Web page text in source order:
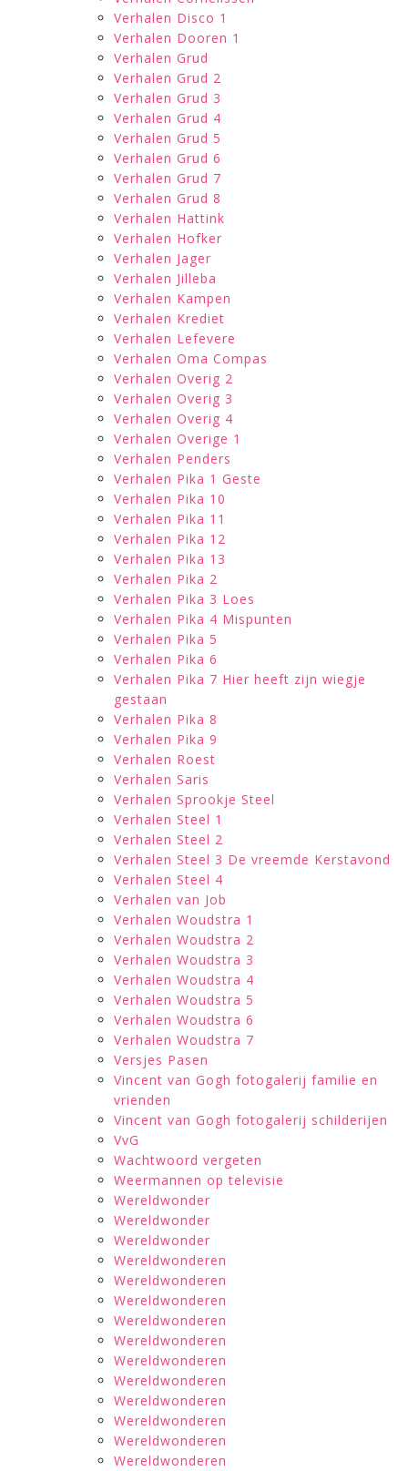
Verhalen Disco 1
Verhalen Dooren 1
Verhalen Grud
Verhalen Grud 2
Verhalen Grud 3
Verhalen Grud 4
Verhalen Grud 5
Verhalen Grud 6
Verhalen Grud 7
Verhalen Grud 8
Verhalen Hattink
Verhalen Hofker
Verhalen Jager
Verhalen Jilleba
Verhalen Kampen
Verhalen Krediet
Verhalen Lefevere
Verhalen Oma Compas
Verhalen Overig 2
Verhalen Overig 3
Verhalen Overig 4
Verhalen Overige 1
Verhalen Penders
Verhalen Pika 1 Geste
Verhalen Pika 10
Verhalen Pika 11
Verhalen Pika 12
Verhalen Pika 13
Verhalen Pika 2
Verhalen Pika 3 Loes
Verhalen Pika 4 Mispunten
Verhalen Pika 5
Verhalen Pika 6
Verhalen Pika 7 Hier heeft zijn wiegje
gestaan
Verhalen Pika 8
Verhalen Pika 9
Verhalen Roest
Verhalen Saris
Verhalen Sprookje Steel
Verhalen Steel 1
Verhalen Steel 2
Verhalen Steel 3 De vreemde Kerstavond
Verhalen Steel 4
Verhalen van Job
Verhalen Woudstra 1
Verhalen Woudstra 2
Verhalen Woudstra 3
Verhalen Woudstra 4
Verhalen Woudstra 5
Verhalen Woudstra 6
Verhalen Woudstra 7
Versjes Pasen
Vincent van Gogh fotogalerij familie en
vrienden
Vincent van Gogh fotogalerij schilderijen
VvG
Wachtwoord vergeten
Weermannen op televisie
Wereldwonder
Wereldwonder
Wereldwonder
Wereldwonderen
Wereldwonderen
Wereldwonderen
Wereldwonderen
Wereldwonderen
Wereldwonderen
Wereldwonderen
Wereldwonderen
Wereldwonderen
Wereldwonderen
Wereldwonderen